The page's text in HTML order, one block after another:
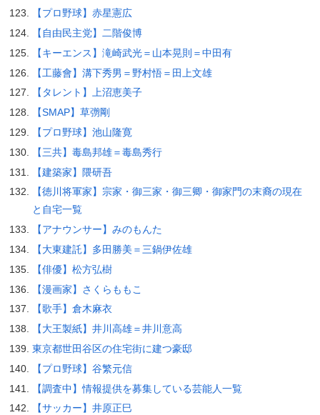
【プロ野球】赤星憲広
【自由民主党】二階俊博
【キーエンス】滝崎武光＝山本晃則＝中田有
【工藤會】溝下秀男＝野村悟＝田上文雄
【タレント】上沼恵美子
【SMAP】草彅剛
【プロ野球】池山隆寛
【三共】毒島邦雄＝毒島秀行
【建築家】隈研吾
【徳川将軍家】宗家・御三家・御三卿・御家門の末裔の現在
と自宅一覧
【アナウンサー】みのもんた
【大東建託】多田勝美＝三鍋伊佐雄
【俳優】松方弘樹
【漫画家】さくらももこ
【歌手】倉木麻衣
【大王製紙】井川高雄＝井川意高
東京都世田谷区の住宅街に建つ豪邸
【プロ野球】谷繁元信
【調査中】情報提供を募集している芸能人一覧
【サッカー】井原正巳